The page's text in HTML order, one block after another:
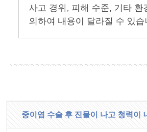
사고 경위, 피해 수준, 기타 환
의하여 내용이 달라질 수 있습
중이염 수술 후 진물이 나고 청력이